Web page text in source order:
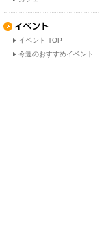
イベント TOP
今週のおすすめイベント